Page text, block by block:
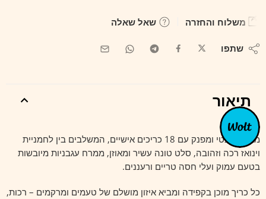
משלוח והחזרה שאל שאלה
שתפו
תיאור
מגש אלגנטי ומפנק עם 18 כריכים אישיים, המשלבים בין לחמניית
וינואז רכה וזהובה, סלט טונה עשיר ומאוזן, ממרח עגבניות מיובשות
בטעם עמוק ועלי חסה טריים ורעננים.
כל כריך מוכן בקפידה ומביא איזון מושלם של טעמים ומרקמים – רכות,